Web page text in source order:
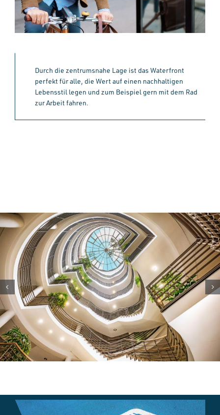
Durch die zentrumsnahe Lage ist das Waterfront
perfekt für alle, die Wert auf einen nachhaltigen
Lebensstil legen und zum Beispiel gern mit dem Rad
zur Arbeit fahren.